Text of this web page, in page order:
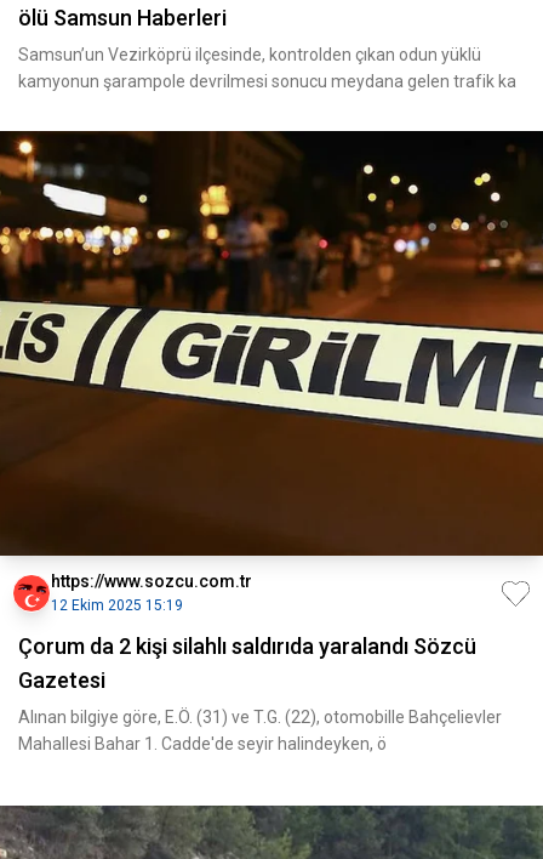
ölü Samsun Haberleri
Samsun’un Vezirköprü ilçesinde, kontrolden çıkan odun yüklü
kamyonun şarampole devrilmesi sonucu meydana gelen trafik ka
https://www.sozcu.com.tr
12 Ekim 2025 15:19
Çorum da 2 kişi silahlı saldırıda yaralandı Sözcü
Gazetesi
Alınan bilgiye göre, E.Ö. (31) ve T.G. (22), otomobille Bahçelievler
Mahallesi Bahar 1. Cadde'de seyir halindeyken, ö